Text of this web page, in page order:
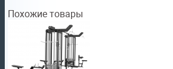
Похожие товары